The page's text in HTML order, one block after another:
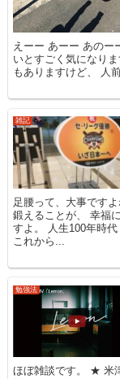
えーー あーー あのー
いとすごく気になり
もありますけど、 人
雑記
足腰って、大事です
鍛えることが、 幸福
すよ。 人生100年時
これから...
勉強法
ほぼ雑談です。 ★ 米